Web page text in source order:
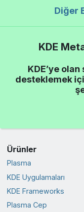
Diğer
KDE
KDE’ye
desteklemek
Ürünler
Plasma
KDE Uygulamaları
KDE Frameworks
Plasma Cep